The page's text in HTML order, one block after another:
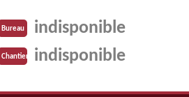
Bureau indisponible
Chantier indisponible